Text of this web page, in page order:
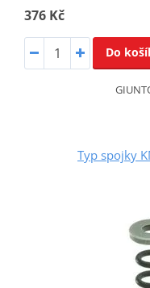
376 Kč
Do
Typ spojky